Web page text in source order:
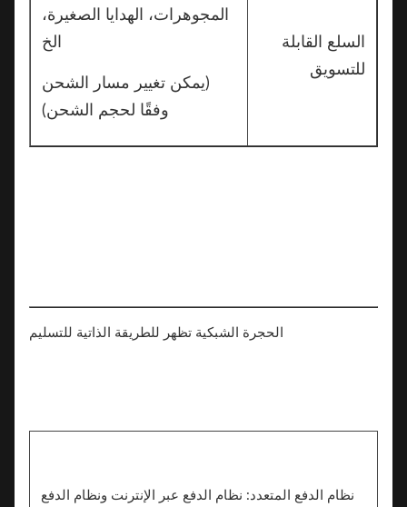
السلع القابلة
للتسويق
المجوهرات، الهدايا الصغيرة،
(يمكن تغيير مسار الشحن
وفقًا لحجم الشحن)
الحجرة الشبكية تظهر للطريقة الذاتية للتسليم
نظام الدفع المتعدد: نظام الدفع عبر الإنترنت ونظام الدفع